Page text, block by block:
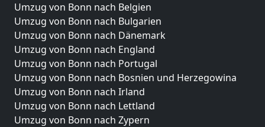
Umzug von Bonn nach Belgien
Umzug von Bonn nach Bulgarien
Umzug von Bonn nach Dänemark
Umzug von Bonn nach England
Umzug von Bonn nach Portugal
Umzug von Bonn nach Bosnien und Herzegowina
Umzug von Bonn nach Irland
Umzug von Bonn nach Lettland
Umzug von Bonn nach Zypern